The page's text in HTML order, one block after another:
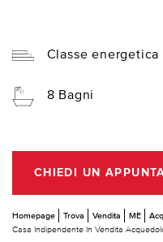
Classe energetica
8 Bagni
CHIEDI UN
Homepage Trova Vendita ME
Casa Indipendente In Vendita